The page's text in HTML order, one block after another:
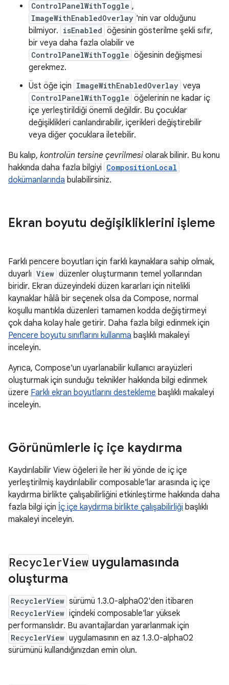
ControlPanelWithToggle ,
ImageWithEnabledOverlay 'nin var olduğunu
bilmiyor. isEnabled öğesinin gösterilme şekli sıfır,
bir veya daha fazla olabilir ve
ControlPanelWithToggle öğesinin değişmesi
gerekmez.
Üst öğe için ImageWithEnabledOverlay veya
ControlPanelWithToggle öğelerinin ne kadar iç
içe yerleştirildiği önemli değildir. Bu çocuklar
değişiklikleri canlandırabilir, içerikleri değiştirebilir
veya diğer çocuklara iletebilir.
Bu kalıp, kontrolün tersine çevrilmesi olarak bilinir. Bu konu
hakkında daha fazla bilgiyi CompositionLocal
dokümanlarında bulabilirsiniz.
Ekran boyutu değişikliklerini işleme
Farklı pencere boyutları için farklı kaynaklara sahip olmak,
duyarlı View düzenler oluşturmanın temel yollarından
biridir. Ekran düzeyindeki düzen kararları için nitelikli
kaynaklar hâlâ bir seçenek olsa da Compose, normal
koşullu mantıkla düzenleri tamamen kodda değiştirmeyi
çok daha kolay hale getirir. Daha fazla bilgi edinmek için
Pencere boyutu sınıflarını kullanma başlıklı makaleyi
inceleyin.
Ayrıca, Compose'un uyarlanabilir kullanıcı arayüzleri
oluşturmak için sunduğu teknikler hakkında bilgi edinmek
üzere Farklı ekran boyutlarını destekleme başlıklı makaleyi
inceleyin.
Görünümlerle iç içe kaydırma
Kaydırılabilir View öğeleri ile her iki yönde de iç içe
yerleştirilmiş kaydırılabilir composable'lar arasında iç içe
kaydırma birlikte çalışabilirliğini etkinleştirme hakkında daha
fazla bilgi için İç içe kaydırma birlikte çalışabilirliği başlıklı
makaleyi inceleyin.
RecyclerView uygulamasında
oluşturma
RecyclerView sürümü 1.3.0-alpha02'den itibaren
RecyclerView içindeki composable'lar yüksek
performanslıdır. Bu avantajlardan yararlanmak için
RecyclerView uygulamasının en az 1.3.0-alpha02
sürümünü kullandığınızdan emin olun.